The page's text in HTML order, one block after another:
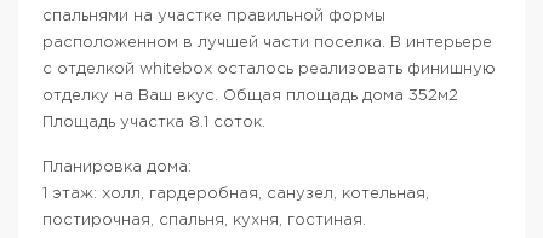
спальнями на участке правильной формы
расположенном в лучшей части поселка. В интерьере
с отделкой whitebox осталось реализовать финишную
отделку на Ваш вкус. Общая площадь дома 352м2
Площадь участка 8.1 соток.
Планировка дома:
1 этаж: холл, гардеробная, санузел, котельная,
постирочная, спальня, кухня, гостиная.